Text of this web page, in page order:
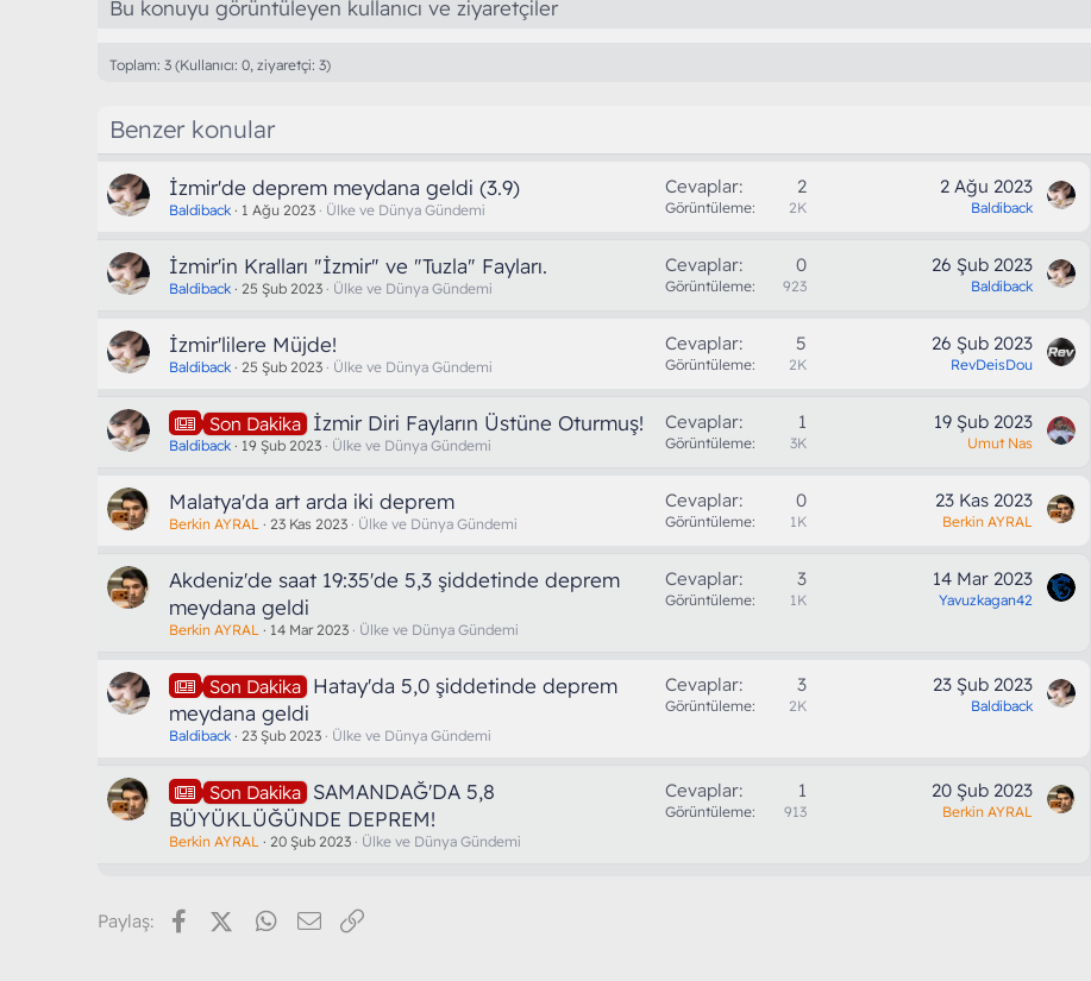
Bu konuyu görüntüleyen kullanıcı ve ziyaretçiler
Toplam: 3 (Kullanıcı: 0, ziyaretçi: 3)
Benzer konular
İzmir'de deprem meydana geldi (3.9)
Baldiback 1 Ağu 2023 Ülke ve Dünya Gündemi
Cevaplar 2
Görüntüleme 2K
2 Ağu 2023
Baldiback
İzmir'in Kralları "İzmir" ve "Tuzla" Fayları.
Baldiback 25 Şub 2023 Ülke ve Dünya Gündemi
Cevaplar 0
Görüntüleme 923
26 Şub 2023
Baldiback
İzmir'lilere Müjde!
Baldiback 25 Şub 2023 Ülke ve Dünya Gündemi
Cevaplar 5
Görüntüleme 2K
26 Şub 2023
RevDeisDou
Son Dakika İzmir Diri Fayların Üstüne Oturmuş!
Baldiback 19 Şub 2023 Ülke ve Dünya Gündemi
Cevaplar 1
Görüntüleme 3K
19 Şub 2023
Umut Nas
Malatya'da art arda iki deprem
Berkin AYRAL 23 Kas 2023 Ülke ve Dünya Gündemi
Cevaplar 0
Görüntüleme 1K
23 Kas 2023
Berkin AYRAL
Akdeniz'de saat 19:35'de 5,3 şiddetinde deprem
meydana geldi
Berkin AYRAL 14 Mar 2023 Ülke ve Dünya Gündemi
Cevaplar 3
Görüntüleme 1K
14 Mar 2023
Yavuzkagan42
Son Dakika Hatay'da 5,0 şiddetinde deprem
meydana geldi
Baldiback 23 Şub 2023 Ülke ve Dünya Gündemi
Cevaplar 3
Görüntüleme 2K
23 Şub 2023
Baldiback
Son Dakika SAMANDAĞ'DA 5,8
BÜYÜKLÜĞÜNDE DEPREM!
Berkin AYRAL 20 Şub 2023 Ülke ve Dünya Gündemi
Cevaplar 1
Görüntüleme 913
20 Şub 2023
Berkin AYRAL
Paylaş: FacebookX (Twitter)WhatsApp
E-posta